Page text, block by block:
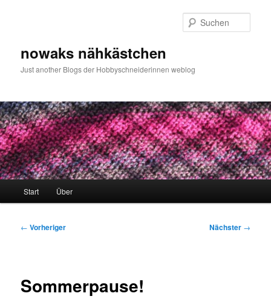
nowaks nähkästchen
Just another Blogs der Hobbyschneiderinnen weblog
Start Über
Beitragsnavigation
← Vorheriger Nächster →
Sommerpause!